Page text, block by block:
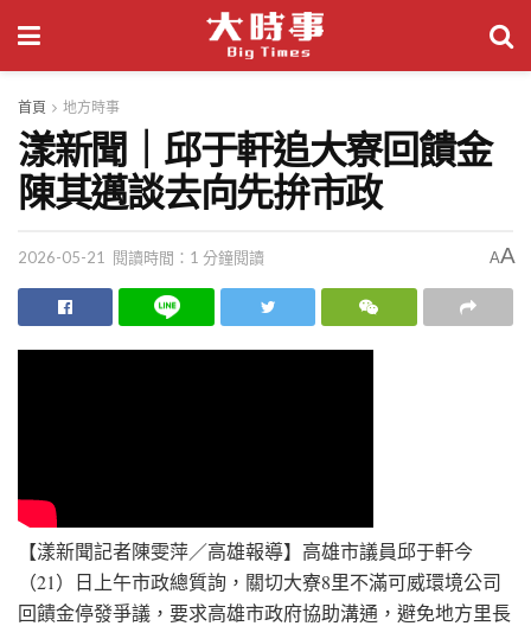
首頁 地方時事
漾新聞｜邱于軒追大寮回饋金
陳其邁談去向先拚市政
2026-05-21 閱讀時間：1 分鐘閱讀 AA
【漾新聞記者陳雯萍／高雄報導】高雄市議員邱于軒今
（21）日上午市政總質詢，關切大寮8里不滿可威環境公司
回饋金停發爭議，要求高雄市政府協助溝通，避免地方里長